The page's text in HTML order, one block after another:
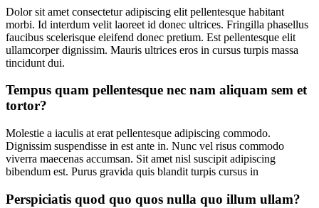
Dolor sit amet consectetur adipiscing elit pellentesque habitant
morbi. Id interdum velit laoreet id donec ultrices. Fringilla phasellus
faucibus scelerisque eleifend donec pretium. Est pellentesque elit
ullamcorper dignissim. Mauris ultrices eros in cursus turpis massa
tincidunt dui.
Tempus quam pellentesque nec nam aliquam sem et
tortor?
Molestie a iaculis at erat pellentesque adipiscing commodo.
Dignissim suspendisse in est ante in. Nunc vel risus commodo
viverra maecenas accumsan. Sit amet nisl suscipit adipiscing
bibendum est. Purus gravida quis blandit turpis cursus in
Perspiciatis quod quo quos nulla quo illum ullam?